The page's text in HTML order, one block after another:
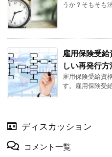
うか？そもそも
雇用保険受
しい再発行方
雇用保険受給資
す。雇用保険受
ディスカッション
コメント一覧